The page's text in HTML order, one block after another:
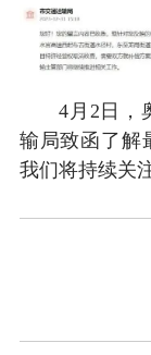
4月2日，
输局致函了解
我们将持续关注